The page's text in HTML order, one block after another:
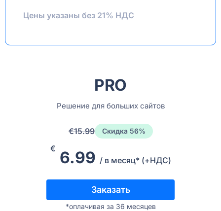
Цены указаны без 21% НДС
PRO
Решение для больших сайтов
€15.99 Скидка 56%
€ 6.99 / в месяц* (+НДС)
Заказать
*oплачивая за 36 месяцев